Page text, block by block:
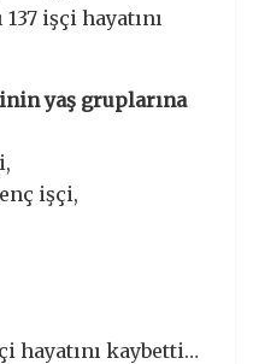
işçi hayatını
yaş gruplarına
işçi,
hayatını kaybetti…